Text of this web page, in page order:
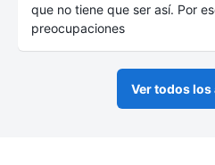
que no tiene que ser así. Por
preocupaciones
Ver todos